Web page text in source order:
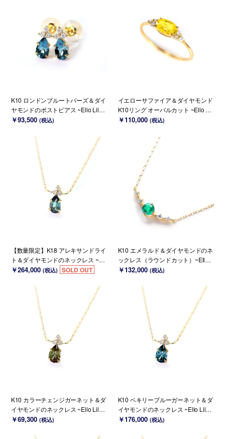
K10 ロンドンブルートパーズ＆ダイ
ヤモンドのポストピアス ~Ello Lilas
~ 11月誕生石(K18変更可能)
￥93,500 (税込)
イエローサファイア＆ダイヤモンド
K10リング オーバルカット ~Ello Ul
mia~ 9月誕生石(K18/PT変更可能)
￥110,000 (税込)
【数量限定】K18 アレキサンドライ
ト＆ダイヤモンドのネックレス ~Ell
o Lilas~ 6月誕生石
￥264,000 (税込) SOLD OUT
K10 エメラルド＆ダイヤモンドのネ
ックレス（ラウンドカット）~Ello L
ily~ 5月誕生石(K18 変更可能)
￥132,000 (税込)
K10 カラーチェンジガーネット＆ダ
イヤモンドのネックレス ~Ello Lilas
~ 1月誕生石(K18 変更可能)
￥69,300 (税込)
K10 ベキリーブルーガーネット＆ダ
イヤモンドのネックレス ~Ello Lilas
~ 1月誕生石(K18 変更可能)
￥176,000 (税込)